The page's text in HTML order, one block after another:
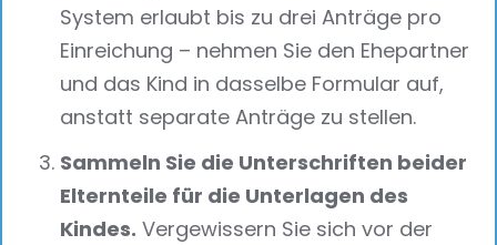
System erlaubt bis zu drei Anträge pro
Einreichung – nehmen Sie den Ehepartner
und das Kind in dasselbe Formular auf,
anstatt separate Anträge zu stellen.
Sammeln Sie die Unterschriften beider
Elternteile für die Unterlagen des
Kindes. Vergewissern Sie sich vor der